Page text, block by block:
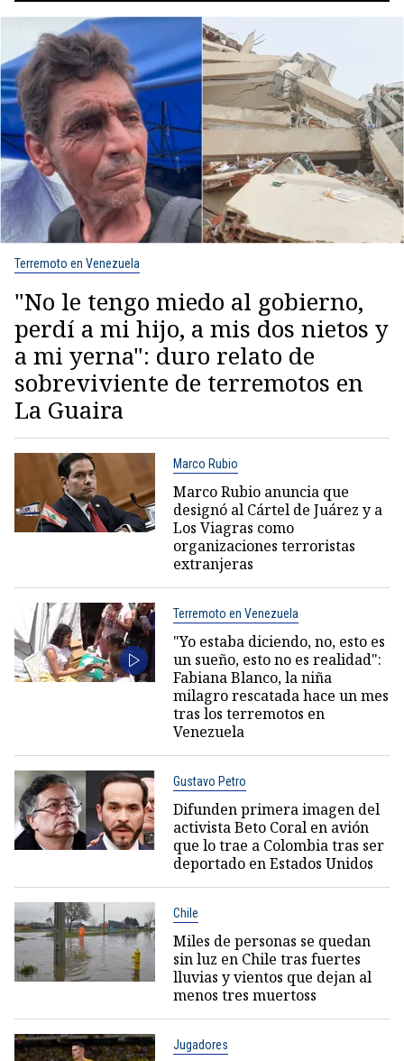
Terremoto en Venezuela
"No le tengo miedo al gobierno,
perdí a mi hijo, a mis dos nietos y
a mi yerna": duro relato de
sobreviviente de terremotos en
La Guaira
Marco Rubio
Marco Rubio anuncia que
designó al Cártel de Juárez y a
Los Viagras como
organizaciones terroristas
extranjeras
Terremoto en Venezuela
"Yo estaba diciendo, no, esto es
un sueño, esto no es realidad":
Fabiana Blanco, la niña
milagro rescatada hace un mes
tras los terremotos en
Venezuela
Gustavo Petro
Difunden primera imagen del
activista Beto Coral en avión
que lo trae a Colombia tras ser
deportado en Estados Unidos
Chile
Miles de personas se quedan
sin luz en Chile tras fuertes
lluvias y vientos que dejan al
menos tres muertoss
Jugadores